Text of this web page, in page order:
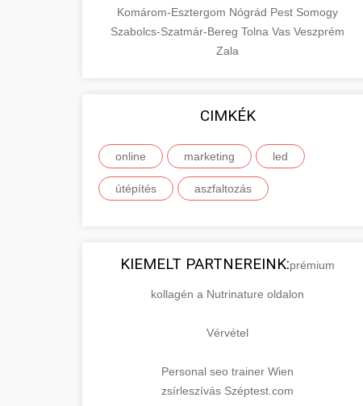
Komárom-Esztergom Nógrád Pest Somogy
Szabolcs-Szatmár-Bereg Tolna Vas Veszprém
Zala
CIMKÉK
online marketing led
útépítés aszfaltozás
KIEMELT PARTNEREINK:prémium
kollagén a Nutrinature oldalon
Vérvétel
Personal seo trainer Wien
zsírleszívás Széptest.com